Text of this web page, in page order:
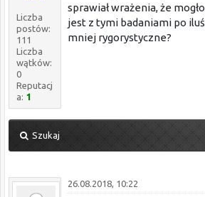
Liczba
postów:
111
Liczba
wątków:
0
Reputacj
a: 1
sprawiał wrażenia, że
jest z tymi badaniami po iluś
mniej rygorystyczne?
Szukaj
26.08.2018, 10:22